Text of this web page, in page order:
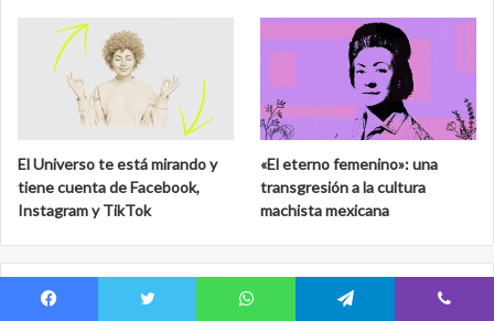
El Universo te está mirando y
tiene cuenta de Facebook,
Instagram y TikTok
«El eterno femenino»: una
transgresión a la cultura
machista mexicana
Licencia Política